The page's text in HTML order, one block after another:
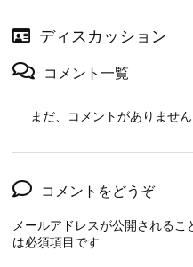
ディスカッション
コメント一覧
まだ、コメントがありません
コメントをどうぞ
メールアドレスが公開されるこ
は必須項目です